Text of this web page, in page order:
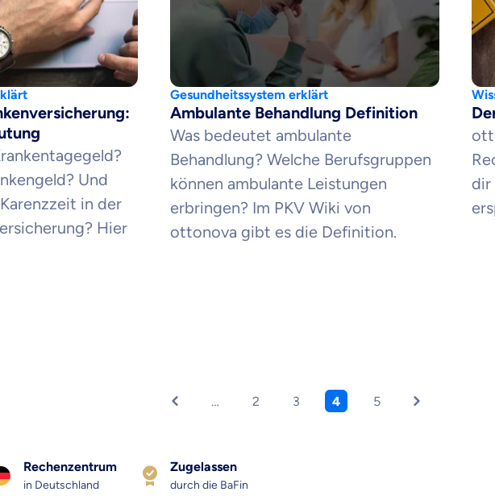
Und
in der
Hier
Gesundheitssystem erklärt
Ambulante Behandlung Definition
Was bedeutet ambulante
Behandlung? Welche Berufsgruppen
können ambulante Leistungen
erbringen? Im PKV Wiki von
ottonova gibt es die Definition.
dir
… 2 3 4 5
Rechenzentrum
in Deutschland
Zugelassen
durch die BaFin